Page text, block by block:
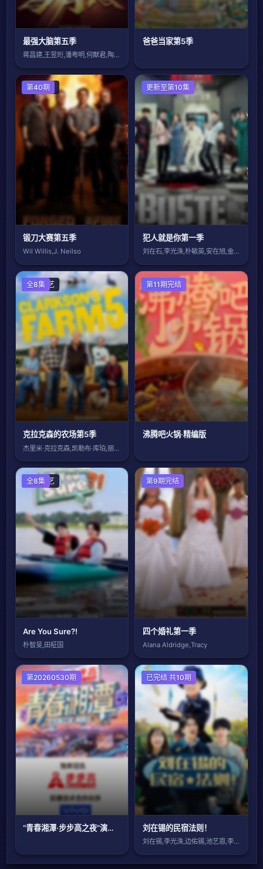
最强大脑第五季
蒋昌建,王昱珩,潘粤明,何猷君,陶晶莹
爸爸当家第5季
欧美综艺
第40期
锻刀大赛第五季
Wil Willis,J. Neilso
日韩综艺
更新至第10集
犯人就是你第一季
刘在石,李光洙,朴敏英,安在旭,金钟民,
欧美综艺
全8集
克拉克森的农场第5季
杰里米·克拉克森,凯勒布·库珀,丽莎·霍
大陆综艺
第11期完结
沸腾吧火锅·精编版
日韩综艺
全8集
Are You Sure?!
朴智旻,田柾国
欧美综艺
第9期完结
四个婚礼第一季
Alana Aldridge,Tracy
演唱会
第20260530期
“青春湘潭·步步高之夜”演唱会
日韩综艺
已完结 共10期
刘在锡的民宿法则！
刘在锡,李光洙,边佑锡,池艺恩,李孝利,